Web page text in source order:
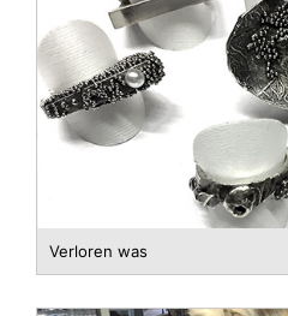
Verloren was